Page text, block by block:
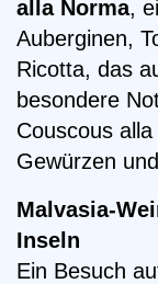
alla Norma,
Auberginen,
Ricotta, das
besondere
Couscous
Gewürzen
Malvasia-
Inseln
Ein Besuch